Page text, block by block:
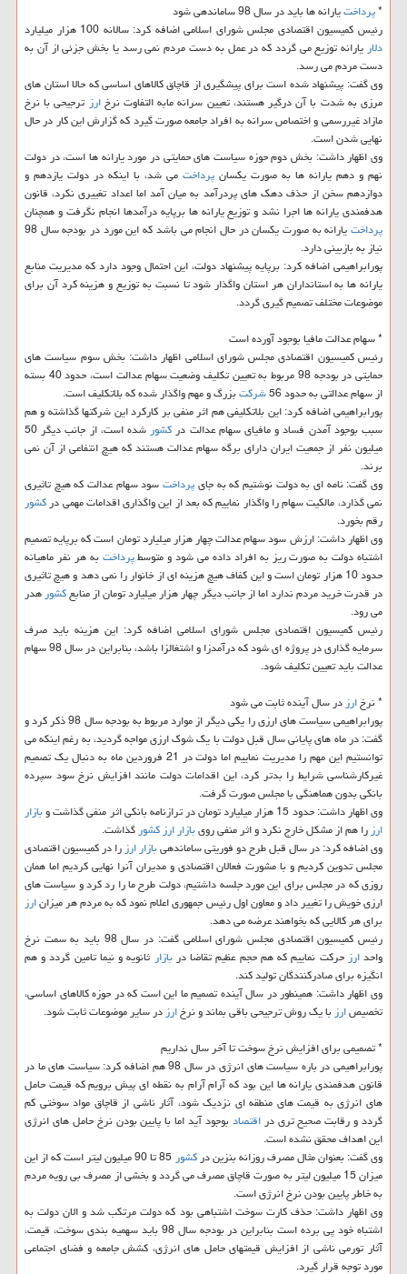
*پرداختیارانه ها باید در سال 98 ساماندهی شود
رئیس كمیسیون اقتصادی مجلس شورای اسلامی اضافه كرد: سالانه 100 هزار میلیارد
دلاریارانه توزیع می گردد كه در عمل به دست مردم نمی رسد یا بخش جزئی از آن به
دست مردم می رسد.
وی گفت: پیشنهاد شده است برای پیشگیری از قاچاق كالاهای اساسی كه حالا استان های
مرزی به شدت با آن درگیر هستند، تعیین سرانه مابه التفاوت نرخارزترجیحی با نرخ
مازاد غیررسمی و اختصاص سرانه به افراد جامعه صورت گیرد كه گزارش این كار در حال
نهایی شدن است.
وی اظهار داشت: بخش دوم حوزه سیاست های حمایتی در مورد یارانه ها است، در دولت
نهم و دهم یارانه ها به صورت یكسان پرداخت می شد، با اینكه در دولت یازدهم و
دوازدهم سخن از حذف دهك های پردرآمد به میان آمد اما اعداد تغییری نكرد، قانون
هدفمندی یارانه ها اجرا نشد و توزیع یارانه ها برپایه درآمدها انجام نگرفت و همچنان
پرداخت
یارانه به صورت یكسان در حال انجام می باشد كه این مورد در بودجه سال 98
نیاز به بازبینی دارد.
پورابراهیمی اضافه كرد: برپایه پیشنهاد دولت، این احتمال وجود دارد كه مدیریت منابع
یارانه ها به استانداران هر استان واگذار شود تا نسبت به توزیع و هزینه كرد آن برای
موضوعات مختلف تصمیم گیری گردد.
* سهام عدالت مافیا بوجود آورده است
رئیس كمیسیون اقتصادی مجلس شورای اسلامی اظهار داشت: بخش سوم سیاست های
حمایتی در بودجه 98 مربوط به تعیین تكلیف وضعیت سهام عدالت است، حدود 40 بسته
از سهام عدالتی به حدود 56
شركتبزرگ و مهم واگذار شده كه بلاتكلیف است.
پورابراهیمی اضافه كرد: این بلاتكلیفی هم اثر منفی بر كاركرد این شركتها گذاشته و هم
سبب بوجود آمدن فساد و مافیای سهام عدالت دركشور
شده است، از جانب دیگر 50
میلیون نفر از جمعیت ایران دارای برگه سهام عدالت هستند كه هیچ انتفاعی از آن نمی
برند.
وی گفت: نامه ای به دولت نوشتیم كه به جایپرداختسود سهام عدالت كه هیچ تاثیری
نمی گذارد، مالكیت سهام را واگذار نماییم كه بعد از این واگذاری اقدامات مهمی دركشور
رقم بخورد.
وی اظهار داشت: ارزش سود سهام عدالت چهار هزار میلیارد تومان است كه برپایه تصمیم
اشتباه دولت به صورت ریز به افراد داده می شود و متوسطپرداختبه هر نفر ماهیانه
حدود 10 هزار تومان است و این كفاف هیچ هزینه ای از خانوار را نمی دهد و هیچ تاثیری
در قدرت خرید مردم ندارد اما از جانب دیگر چهار هزار میلیارد تومان از منابعكشورهدر
می رود.
رئیس كمیسیون اقتصادی مجلس شورای اسلامی اضافه كرد: این هزینه باید صرف
سرمایه گذاری در پروژه ای شود كه درآمدزا و اشتغالزا باشد، بنابراین در سال 98 سهام
عدالت باید تعیین تكلیف شود.
* نرخارزدر سال آینده ثابت می شود
پورابراهیمی سیاست های ارزی را یكی دیگر از موارد مربوط به بودجه سال 98 ذكر كرد و
گفت: در ماه های پایانی سال قبل دولت با یك شوك ارزی مواجه گردید، به رغم اینكه می
توانستیم این مهم را مدیریت نماییم اما دولت در 21 فروردین ماه به دنبال یك تصمیم
غیركارشناسی شرایط را بدتر كرد، این اقدامات دولت مانند افزایش نرخ سود سپرده
بانكی بدون هماهنگی با مجلس صورت گرفت.
وی اظهار داشت: حدود 15 هزار میلیارد تومان در ترازنامه بانكی اثر منفی گذاشت و
بازار
ارزرا هم از مشكل خارج نكرد و اثر منفی رویبازارارزكشورگذاشت.
وی اضافه كرد: در سال قبل طرح دو فوریتی ساماندهیبازارارزرا در كمیسیون اقتصادی
مجلس تدوین كردیم و با مشورت فعالان اقتصادی و مدیران آنرا نهایی كردیم اما همان
روزی كه در مجلس برای این مورد جلسه داشتیم، دولت طرح ما را رد كرد و سیاست های
ارزی خویش را تغییر داد و معاون اول رئیس جمهوری اعلام نمود كه به مردم هر میزانارز
برای هر كالایی كه بخواهند عرضه می دهد.
رئیس كمیسیون اقتصادی مجلس شورای اسلامی گفت: در سال 98 باید به سمت نرخ
واحدارزحركت نماییم كه هم حجم عظیم تقاضا دربازارثانویه و نیما تامین گردد و هم
انگیزه برای صادركنندگان تولید كند.
وی اظهار داشت: همینطور در سال آینده تصمیم ما این است كه در حوزه كالاهای اساسی،
تخصیصارزبا یك روش ترجیحی باقی بماند و نرخارزدر سایر موضوعات ثابت شود.
* تصمیمی برای افزایش نرخ سوخت تا آخر سال نداریم
پورابراهیمی در باره سیاست های انرژی در سال 98 هم اضافه كرد: سیاست های ما در
قانون هدفمندی یارانه ها این بود كه آرام آرام به نقطه ای پیش برویم كه قیمت حامل
های انرژی به قیمت های منطقه ای نزدیك شود، آثار ناشی از قاچاق مواد سوختی كم
گردد و رقابت صحیح تری دراقتصادبوجود آید اما با پایین بودن نرخ حامل های انرژی
این اهداف محقق نشده است.
وی گفت: بعنوان مثال مصرف روزانه بنزین دركشور
85 تا 90 میلیون لیتر است كه از این
میزان 15 میلیون لیتر به صورت قاچاق مصرف می گردد و بخشی از مصرف بی رویه مردم
به خاطر پایین بودن نرخ انرژی است.
وی اظهار داشت: حذف كارت سوخت اشتباهی بود كه دولت مرتكب شد و الان دولت به
اشتباه خود پی برده است بنابراین در بودجه سال 98 باید سهمیه بندی سوخت، قیمت،
آثار تورمی ناشی از افزایش قیمتهای حامل های انرژی، كشش جامعه و فضای اجتماعی
مورد توجه قرار گیرد.